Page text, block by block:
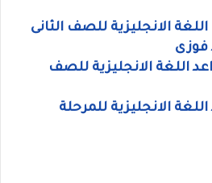
الانجليزية للصف الثانى
فوزى
اللغة الانجليزية للصف
الانجليزية للمرحلة